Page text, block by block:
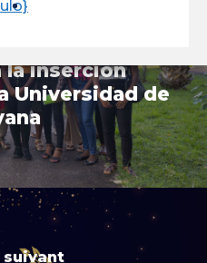
la inserción
Universidad de